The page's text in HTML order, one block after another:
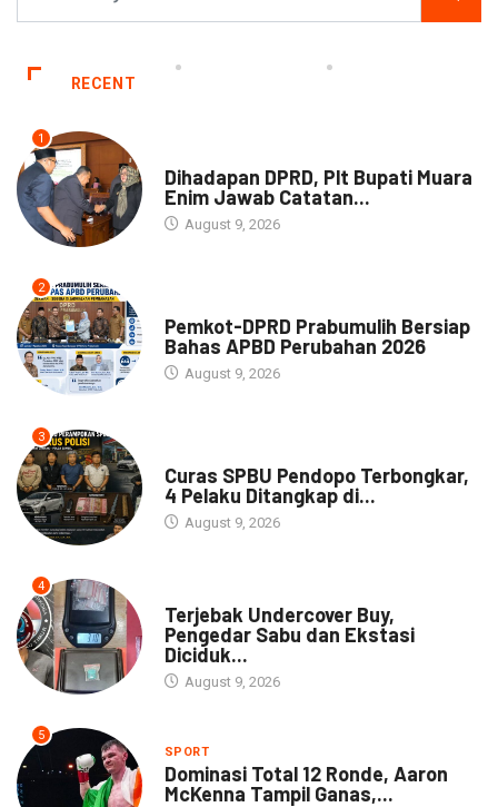
RECENT
1
Dihadapan DPRD, Plt Bupati Muara
Enim Jawab Catatan...
August 9, 2026
2
Pemkot-DPRD Prabumulih Bersiap
Bahas APBD Perubahan 2026
August 9, 2026
3
Curas SPBU Pendopo Terbongkar,
4 Pelaku Ditangkap di...
August 9, 2026
4
Terjebak Undercover Buy,
Pengedar Sabu dan Ekstasi
Diciduk...
August 9, 2026
5
SPORT
Dominasi Total 12 Ronde, Aaron
McKenna Tampil Ganas,...